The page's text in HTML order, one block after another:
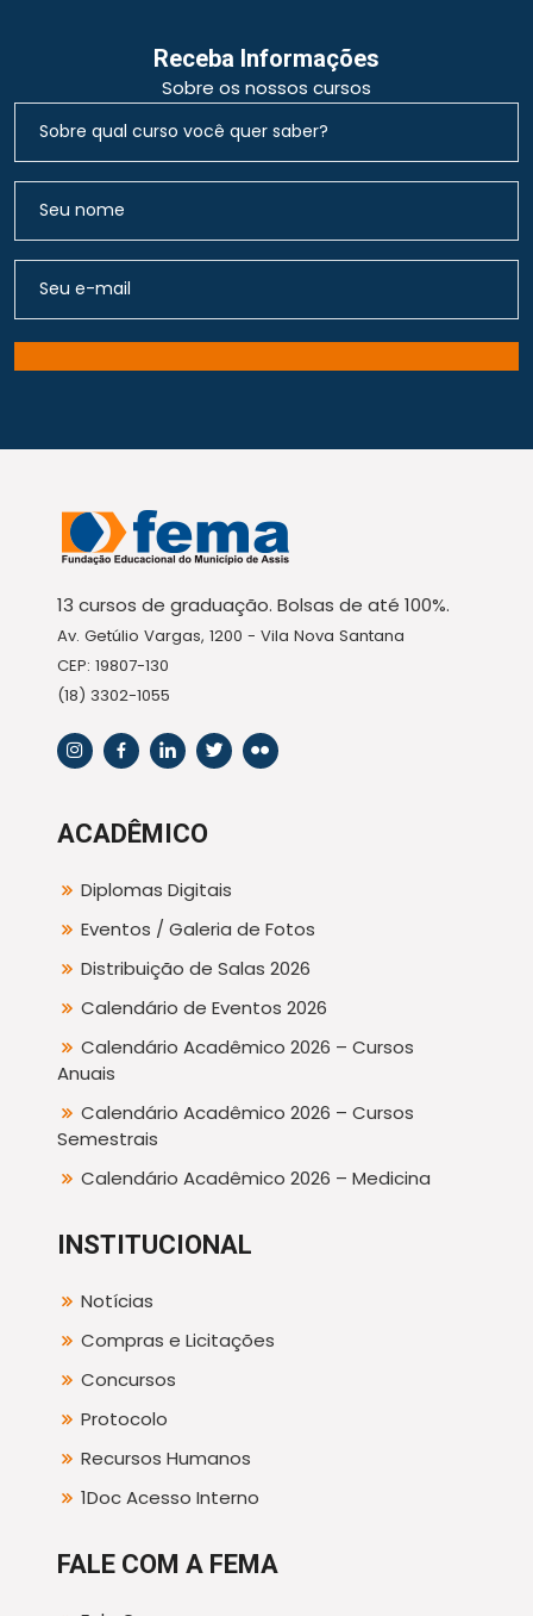
Receba Informações
Sobre os nossos cursos
13 cursos de graduação. Bolsas de até 100%.
Av. Getúlio Vargas, 1200 - Vila Nova Santana
CEP: 19807-130
(18) 3302-1055
ACADÊMICO
Diplomas Digitais
Eventos / Galeria de Fotos
Distribuição de Salas 2026
Calendário de Eventos 2026
Calendário Acadêmico 2026 – Cursos
Anuais
Calendário Acadêmico 2026 – Cursos
Semestrais
Calendário Acadêmico 2026 – Medicina
INSTITUCIONAL
Notícias
Compras e Licitações
Concursos
Protocolo
Recursos Humanos
1Doc Acesso Interno
FALE COM A FEMA